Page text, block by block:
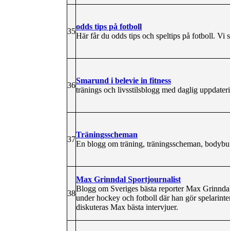
35
odds tips på fotboll
Här får du odds tips och speltips på fotboll. Vi
36
Smarund i belevie in fitness
tränings och livsstilsblogg med daglig
37
Träningsscheman
En blogg om träning, träningsscheman,
38
Max Grinndal Sportjournalist
Blogg om Sveriges bästa reporter Max
under hockey och fotboll där han gör
diskuteras Max bästa intervjuer.